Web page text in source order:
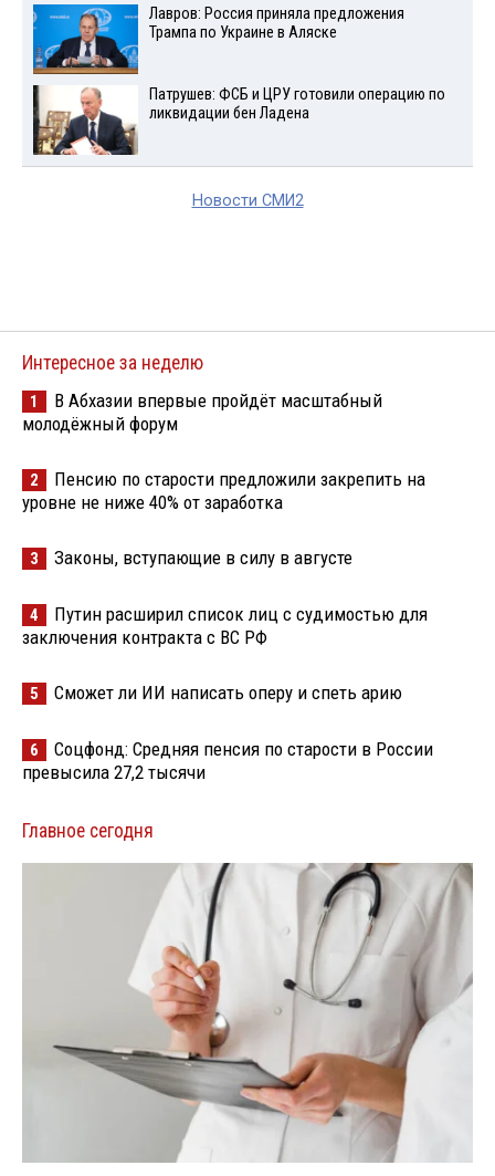
Лавров: Россия приняла предложения
Трампа по Украине в Аляске
Патрушев: ФСБ и ЦРУ готовили операцию по
ликвидации бен Ладена
Новости СМИ2
Интересное за неделю
1
В Абхазии впервые пройдёт масштабный
молодёжный форум
2
Пенсию по старости предложили закрепить на
уровне не ниже 40% от заработка
3 Законы, вступающие в силу в августе
4
Путин расширил список лиц с судимостью для
заключения контракта с ВС РФ
5 Сможет ли ИИ написать оперу и спеть арию
6
Соцфонд: Средняя пенсия по старости в России
превысила 27,2 тысячи
Главное сегодня